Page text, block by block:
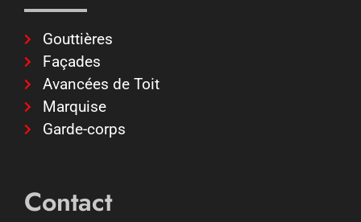
Gouttières
Façades
Avancées de Toit
Marquise
Garde-corps
Contact